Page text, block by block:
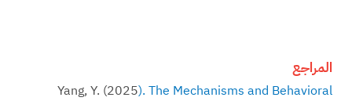
المراجع
Yang, Y. (2025). The Mechanisms and Behavioral